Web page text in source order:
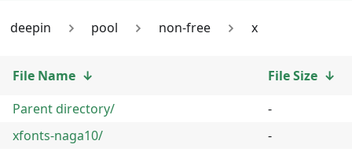
deepin pool non-free x
File Name ↓ File Size ↓
Parent directory/
-
xfonts-naga10/
-